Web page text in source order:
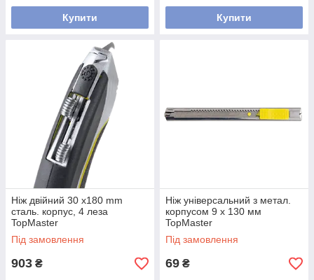
Купити Купити
Ніж двійний 30 x180 mm
сталь. корпус, 4 леза
TopMaster
Під замовлення
903 ₴
Ніж універсальний з метал.
корпусом 9 х 130 мм
TopMaster
Під замовлення
69 ₴